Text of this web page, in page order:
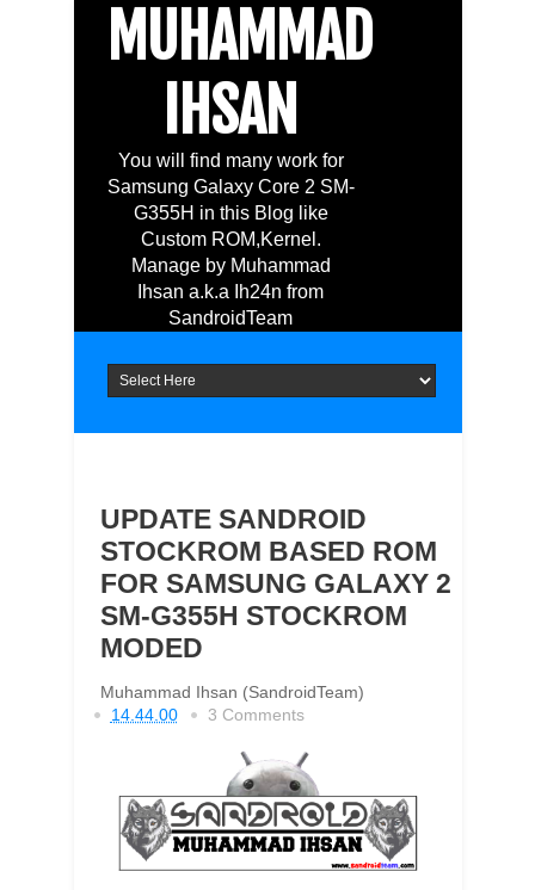
MUHAMMAD
IHSAN
You will find many work for
Samsung Galaxy Core 2 SM-
G355H in this Blog like
Custom ROM,Kernel.
Manage by Muhammad
Ihsan a.k.a Ih24n from
SandroidTeam
UPDATE SANDROID
STOCKROM BASED ROM
FOR SAMSUNG GALAXY 2
SM-G355H STOCKROM
MODED
Muhammad Ihsan (SandroidTeam)
14.44.00
3 Comments